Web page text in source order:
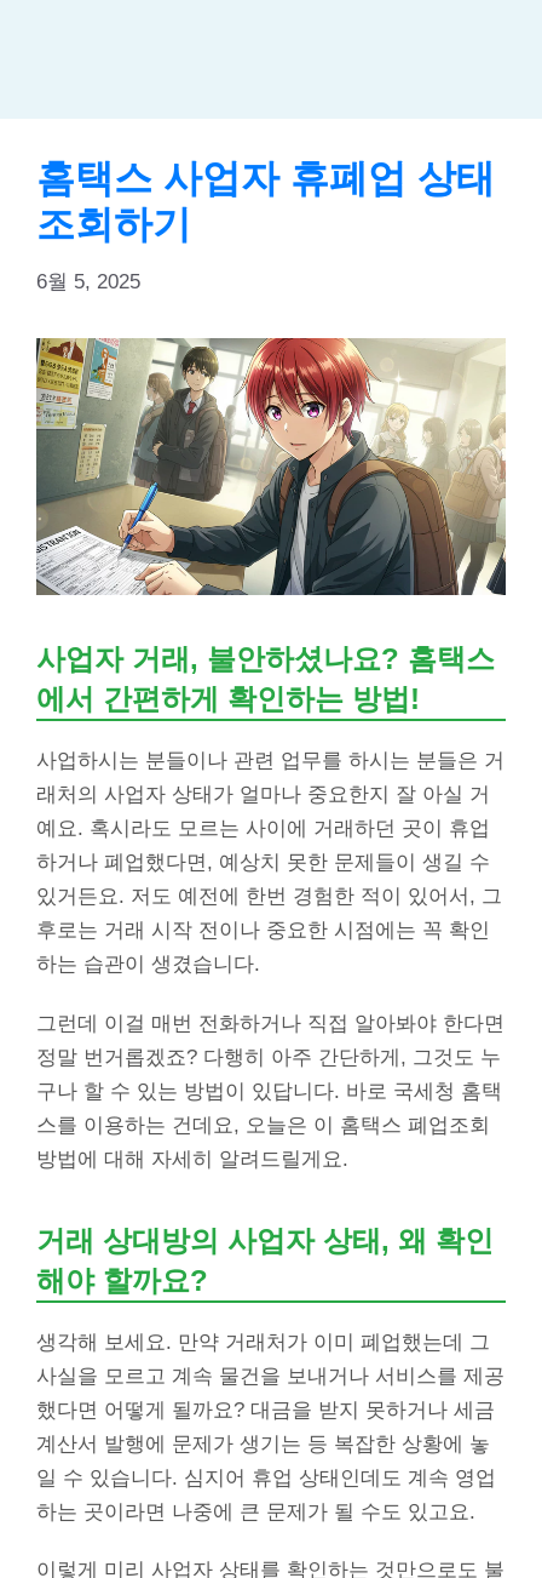
홈택스 사업자 휴폐업 상태
조회하기
6월 5, 2025
사업자 거래, 불안하셨나요? 홈택스
에서 간편하게 확인하는 방법!
사업하시는 분들이나 관련 업무를 하시는 분들은 거
래처의 사업자 상태가 얼마나 중요한지 잘 아실 거
예요. 혹시라도 모르는 사이에 거래하던 곳이 휴업
하거나 폐업했다면, 예상치 못한 문제들이 생길 수
있거든요. 저도 예전에 한번 경험한 적이 있어서, 그
후로는 거래 시작 전이나 중요한 시점에는 꼭 확인
하는 습관이 생겼습니다.
그런데 이걸 매번 전화하거나 직접 알아봐야 한다면
정말 번거롭겠죠? 다행히 아주 간단하게, 그것도 누
구나 할 수 있는 방법이 있답니다. 바로 국세청 홈택
스를 이용하는 건데요, 오늘은 이 홈택스 폐업조회
방법에 대해 자세히 알려드릴게요.
거래 상대방의 사업자 상태, 왜 확인
해야 할까요?
생각해 보세요. 만약 거래처가 이미 폐업했는데 그
사실을 모르고 계속 물건을 보내거나 서비스를 제공
했다면 어떻게 될까요? 대금을 받지 못하거나 세금
계산서 발행에 문제가 생기는 등 복잡한 상황에 놓
일 수 있습니다. 심지어 휴업 상태인데도 계속 영업
하는 곳이라면 나중에 큰 문제가 될 수도 있고요.
이렇게 미리 사업자 상태를 확인하는 것만으로도 불